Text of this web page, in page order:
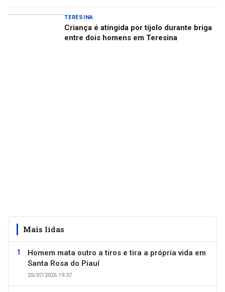
TERESINA
Criança é atingida por tijolo durante briga
entre dois homens em Teresina
Mais lidas
Homem mata outro a tiros e tira a própria vida em
Santa Rosa do Piauí
25/07/2026 19:37